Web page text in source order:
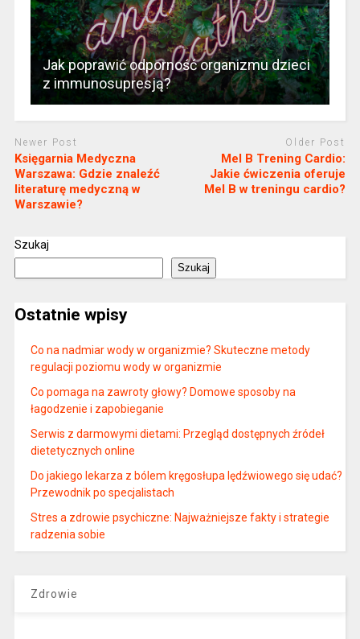
Jak poprawić odporność organizmu dzieci
z immunosupresją?
Newer Post
Księgarnia Medyczna
Warszawa: Gdzie znaleźć
literaturę medyczną w
Warszawie?
Older Post
Mel B Trening Cardio:
Jakie ćwiczenia oferuje
Mel B w treningu cardio?
Szukaj
Szukaj
Ostatnie wpisy
Co na nadmiar wody w organizmie? Skuteczne metody
regulacji poziomu wody w organizmie
Co pomaga na zawroty głowy? Domowe sposoby na
łagodzenie i zapobieganie
Serwis z darmowymi dietami: Przegląd dostępnych źródeł
dietetycznych online
Do jakiego lekarza z bólem kręgosłupa lędźwiowego się udać?
Przewodnik po specjalistach
Stres a zdrowie psychiczne: Najważniejsze fakty i strategie
radzenia sobie
Zdrowie